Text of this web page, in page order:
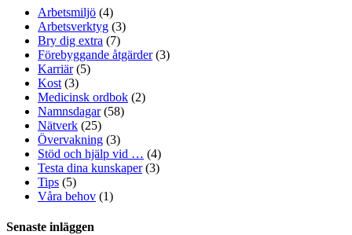
Arbetsmiljö (4)
Arbetsverktyg (3)
Bry dig extra (7)
Förebyggande åtgärder(3)
Karriär(5)
Kost (3)
Medicinsk ordbok (2)
Namnsdagar(58)
Nätverk (25)
Övervakning (3)
Stöd och hjälp vid … (4)
Testa dina kunskaper(3)
Tips (5)
Våra behov (1)
Senaste inläggen